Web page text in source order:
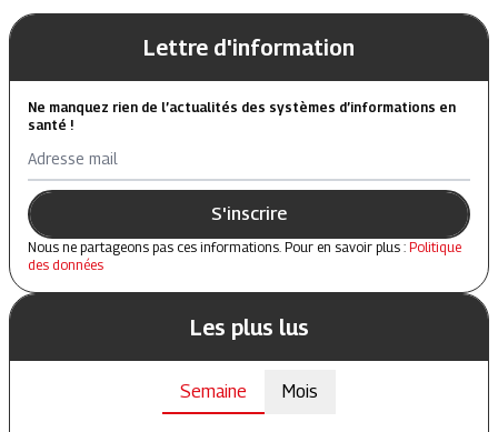
Lettre d'information
Ne manquez rien de l’actualités des systèmes d’informations en
santé !
Adresse mail
S'inscrire
Nous ne partageons pas ces informations. Pour en savoir plus : Politique
des données
Les plus lus
Semaine Mois